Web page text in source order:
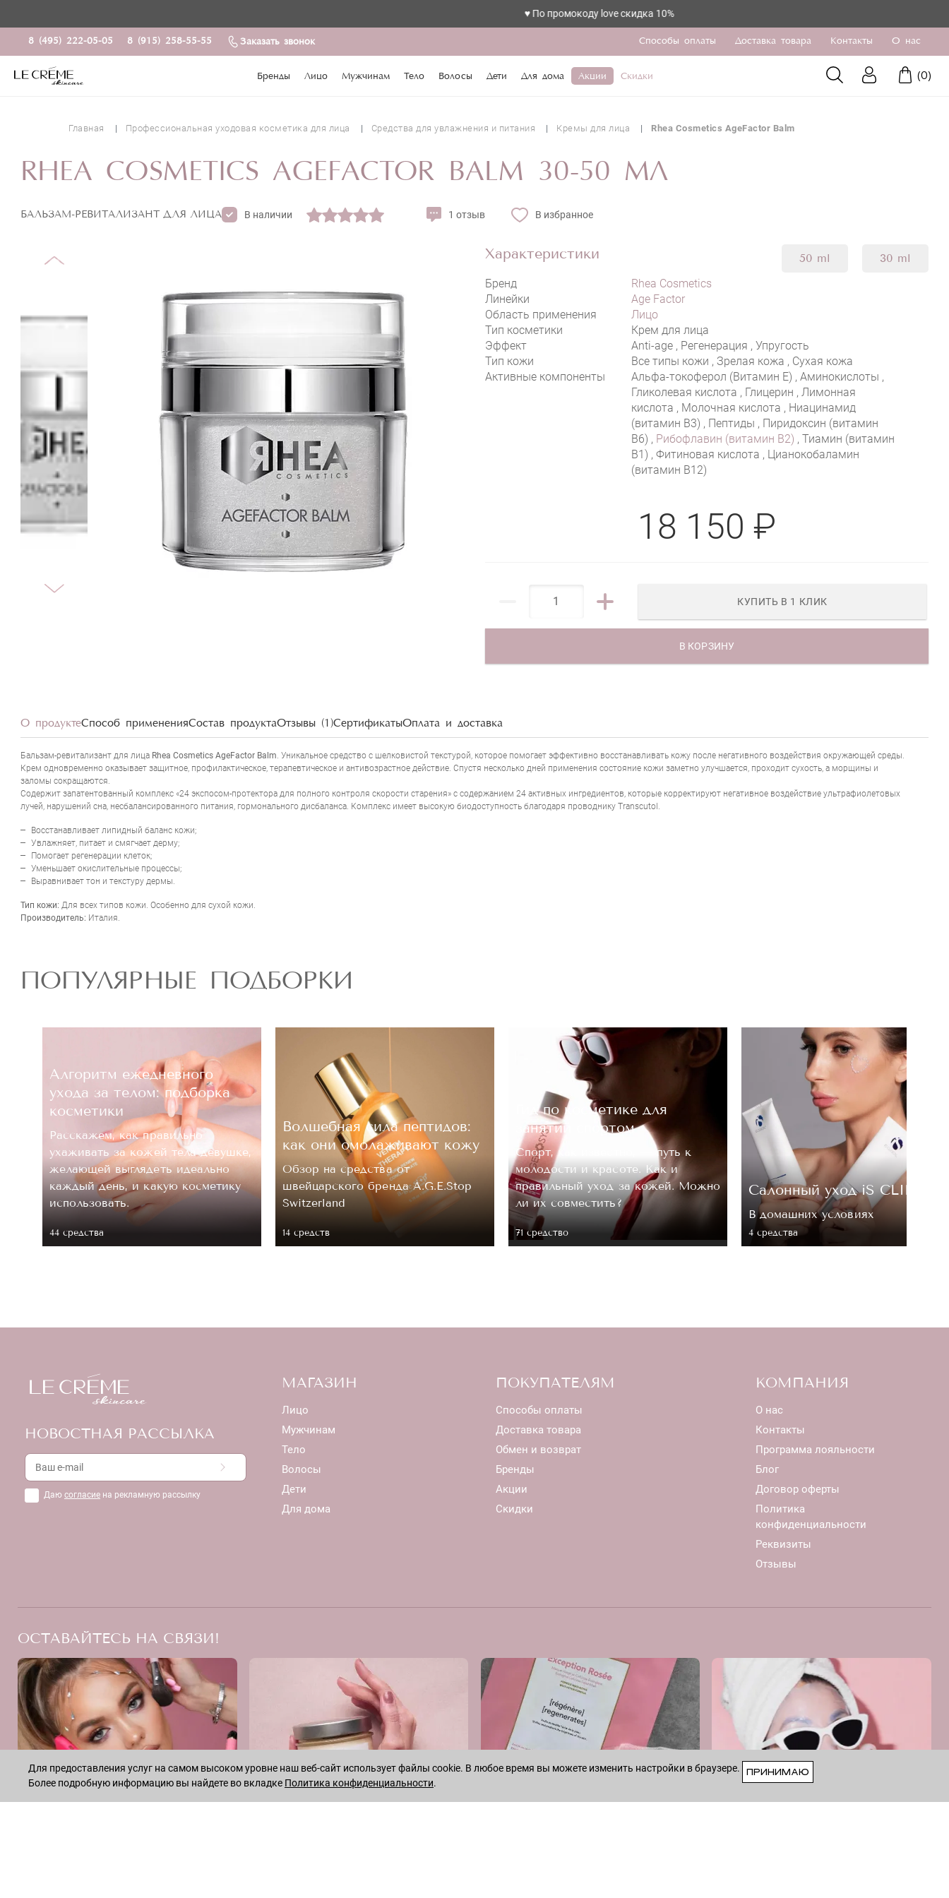
♥️ По промокоду love скидка 10%
8 (495) 222-05-05 8 (915) 258-55-55 Заказать звонок Способы оплаты Доставка товара Контакты О нас
Бренды Лицо Мужчинам Тело Волосы Дети Для дома Акции Скидки (0)
Главная Профессиональная уходовая косметика для лица Средства для увлажнения и питания Кремы для лица Rhea Cosmetics AgeFactor Balm
RHEA COSMETICS AGEFACTOR BALM 30-50 МЛ
БАЛЬЗАМ-РЕВИТАЛИЗАНТ ДЛЯ ЛИЦА В наличии 1 отзыв В избранное
Характеристики 50 ml
30 ml
Бренд
Rhea Cosmetics
Линейки
Age Factor
Область применения
Лицо
Тип косметики
Крем для лица
Эффект
Anti-age , Регенерация , Упругость
Тип кожи
Все типы кожи , Зрелая кожа , Сухая кожа
Активные компоненты
Альфа-токоферол (Витамин E) , Аминокислоты ,
Гликолевая кислота , Глицерин , Лимонная
кислота , Молочная кислота , Ниацинамид
(витамин В3) , Пептиды , Пиридоксин (витамин
B6) , Рибофлавин (витамин B2) , Тиамин (витамин
B1) , Фитиновая кислота , Цианокобаламин
(витамин B12)
18 150 ₽
В КОРЗИНУ
КУПИТЬ В 1 КЛИК
НАПИСАТЬ ОТЗЫВ
О продуктеСпособ примененияСостав продуктаОтзывы (1)СертификатыОплата и доставка
Бальзам-ревитализант для лица Rhea Cosmetics AgeFactor Balm . Уникальное средство с шелковистой текстурой, которое помогает эффективно восстанавливать кожу после негативного воздействия окружающей среды.
Крем одновременно оказывает защитное, профилактическое, терапевтическое и антивозрастное действие. Спустя несколько дней применения состояние кожи заметно улучшается, проходит сухость, а морщины и
заломы сокращаются.
Содержит запатентованный комплекс «24 экспосом-протектора для полного контроля скорости старения» с содержанием 24 активных ингредиентов, которые корректируют негативное воздействие ультрафиолетовых
лучей, нарушений сна, несбалансированного питания, гормонального дисбаланса. Комплекс имеет высокую биодоступность благодаря проводнику Transcutol.
Восстанавливает липидный баланс кожи;
Увлажняет, питает и смягчает дерму;
Помогает регенерации клеток;
Уменьшает окислительные процессы;
Выравнивает тон и текстуру дермы.
Тип кожи: Для всех типов кожи. Особенно для сухой кожи.
Производитель: Италия.
ПОПУЛЯРНЫЕ ПОДБОРКИ
Алгоритм ежедневного
ухода за телом: подборка
косметики
Расскажем, как правильно
ухаживать за кожей тела девушке,
желающей выглядеть идеально
каждый день, и какую косметику
использовать.
44 средствa
Волшебная сила пептидов:
как они омолаживают кожу
Обзор на средства от
швейцарского бренда A.G.E.Stop
Switzerland
14 средств
Гид по косметике для
занятий спортом
Спорт, как известно, — путь к
молодости и красоте. Как и
правильный уход за кожей. Можно
ли их совместить?
71 средство
Cалонный уход iS
В домашних условиях
4 средствa
НОВОСТНАЯ РАССЫЛКА
Даю согласие на рекламную рассылку
МАГАЗИН
Лицо
Мужчинам
Тело
Волосы
Дети
Для дома
ПОКУПАТЕЛЯМ
Способы оплаты
Доставка товара
Обмен и возврат
Бренды
Акции
Скидки
КОМПАНИЯ
О нас
Контакты
Программа лояльности
Блог
Договор оферты
Политика
конфиденциальности
Реквизиты
Отзывы
ОСТАВАЙТЕСЬ НА СВЯЗИ!
Для предоставления услуг на самом высоком уровне наш веб-сайт использует файлы cookie. В любое время вы можете изменить настройки в браузере.
Более подробную информацию вы найдете во вкладке Политика конфиденциальности.
ПРИНИМАЮ